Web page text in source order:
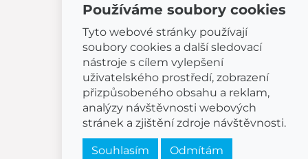
Další možnosti nákupu:
Najděte si prodejce poblíž.
Nebo volejte(+420) 544 224 338.
© 2026 BEMETA
Používáme soubory cookies
Tyto webové stránky používají
soubory cookies a další sledovací
nástroje s cílem vylepšení
uživatelského prostředí, zobrazení
přizpůsobeného obsahu a reklam,
analýzy návštěvnosti webových
stránek a zjištění zdroje návštěvnosti.
Souhlasím Odmítám